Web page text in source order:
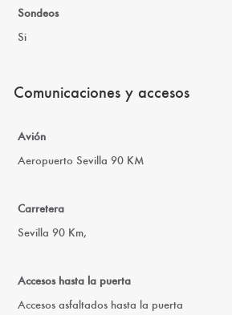
Sondeos
Si
Comunicaciones y accesos
Avión
Aeropuerto Sevilla 90 KM
Carretera
Sevilla 90 Km,
Accesos hasta la puerta
Accesos asfaltados hasta la puerta